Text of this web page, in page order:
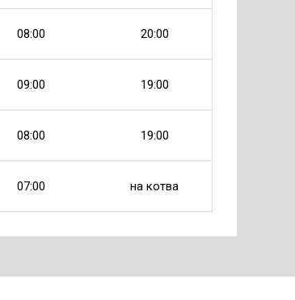
08:00 20:00
09:00 19:00
08:00 19:00
07:00 на котва